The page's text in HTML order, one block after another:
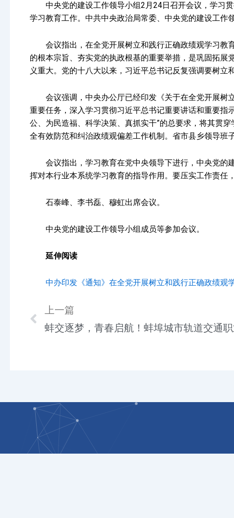
中央党的建设工作领导小组2月24日召开会议，学习
学习教育工作。中共中央政治局常委、中央党的建设工作
会议指出，在全党开展树立和践行正确政绩观学习教
的根本宗旨、夯实党的执政根基的重要举措，是巩固拓
义重大。党的十八大以来，习近平总书记反复强调要树立
会议强调，中央办公厅已经印发《关于在全党开展树
重要任务，深入学习贯彻习近平总书记重要讲话和重要指
公、为民造福、科学决策、真抓实干”的总要求，将其贯
全有效防范和纠治政绩观偏差工作机制。省市县乡领导班
会议指出，学习教育在党中央领导下进行，中央党的
挥对本行业本系统学习教育的指导作用。要压实工作责任
石泰峰、李书磊、穆虹出席会议。
中央党的建设工作领导小组成员等参加会议。
延伸阅读
中办印发《通知》在全党开展树立和践行正确政绩观
Prev
上一篇